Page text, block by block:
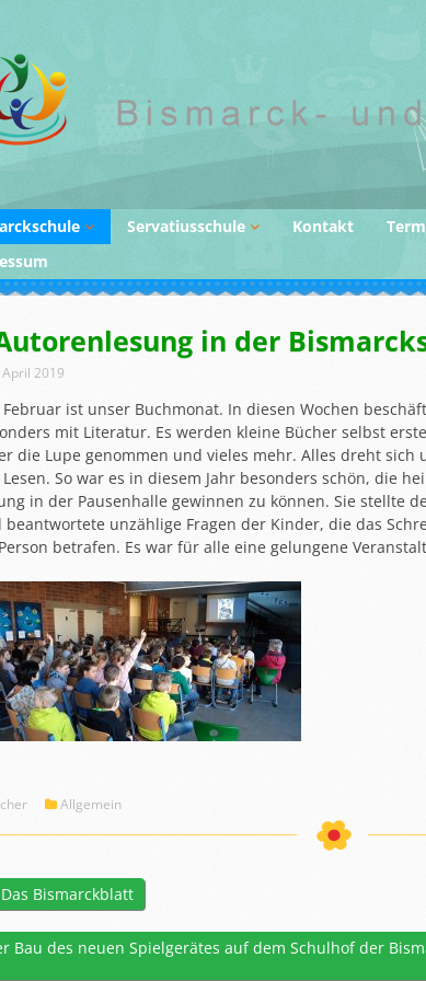
Bismarck- und
an der
–
Haus
der Schüler
und Hinweise
Servatiusschule
Die Klassen an der
Eltern –
Betreuung
Förderverein
Unser Haus
Arbeiten der Schüler
und Schülerinnen
Servatiusschule
Links und Hinweise
Kontakt
in der
April 2019
Februar ist unser Buchmonat. In diesen Wochen
mit Literatur. Es werden kleine Bücher selbst
die Lupe genommen und vieles mehr. Alles dreht sich
So war es in diesem Jahr besonders schön, die
in der Pausenhalle gewinnen zu können. Sie stellte
beantwortete unzählige Fragen der Kinder, die das
betrafen. Es war für alle eine gelungene
Allgemein
Das Bismarckblatt
Bau des neuen Spielgerätes auf dem Schulhof der